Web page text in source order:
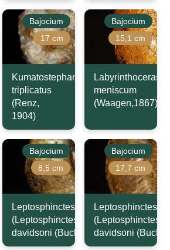
Bajocium
17 cm
Kumatostephanus
triplicatus
(Renz,
1904)
Bajocium
15,1 cm
Labyrinthoceras
meniscum
(Waagen,1867)
Bajocium
8,5 cm
Leptosphinctes
(Leptosphinctes)
davidsoni (Buckman,1881)
Bajocium
17,7 cm
Leptosphinctes
(Leptosphinctes)
davidsoni